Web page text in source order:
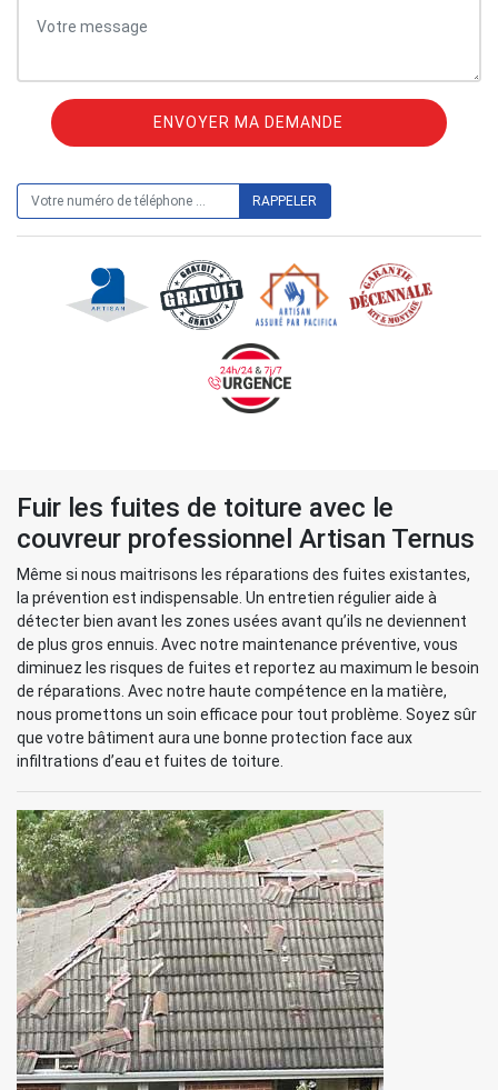
Fuir les fuites de toiture avec le
couvreur professionnel Artisan Ternus
Même si nous maitrisons les réparations des fuites existantes,
la prévention est indispensable. Un entretien régulier aide à
détecter bien avant les zones usées avant qu’ils ne deviennent
de plus gros ennuis. Avec notre maintenance préventive, vous
diminuez les risques de fuites et reportez au maximum le besoin
de réparations. Avec notre haute compétence en la matière,
nous promettons un soin efficace pour tout problème. Soyez sûr
que votre bâtiment aura une bonne protection face aux
infiltrations d’eau et fuites de toiture.